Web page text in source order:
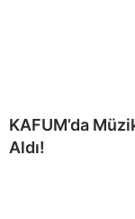
KAFUM’da
Aldı!